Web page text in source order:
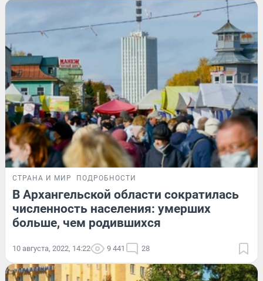
СТРАНА И МИР ПОДРОБНОСТИ
В Архангельской области сократилась
численность населения: умерших
больше, чем родившихся
10 августа, 2022, 14:22 9 441 28